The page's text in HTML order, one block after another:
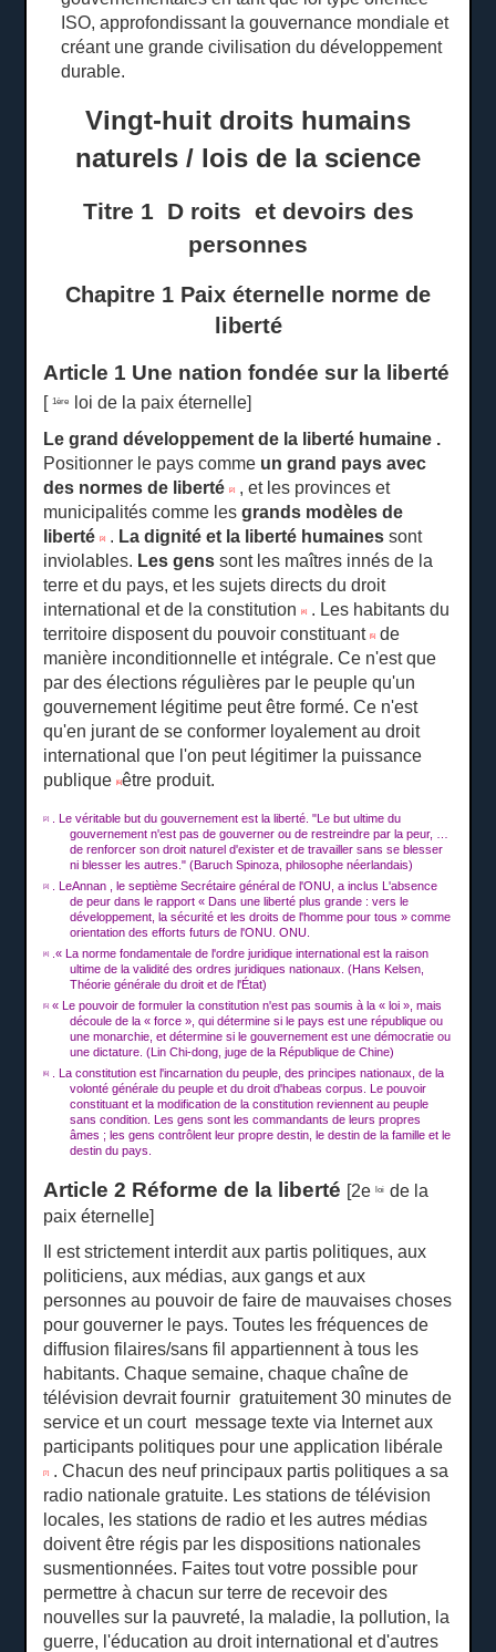
ISO, approfondissant la gouvernance mondiale et
créant une grande civilisation du développement
durable.
Vingt-huit droits humains
naturels / lois de la science
Titre 1 Droits et devoirs des
personnes
Chapitre 1 Paix éternelle norme de
liberté
Article 1 Une nation fondée sur la liberté
[1ère
loi de la paix éternelle]
Le grand développement de la liberté humaine .
Positionner le pays comme un grand pays avec
des normes de liberté[2]
, et les provinces et
municipalités comme lesgrands modèles de
liberté[3] . La dignité et la liberté humaines sont
inviolables. Les gens sont les maîtres innés de la
terre et du pays, et les sujets directs du droit
international et de la constitution[4] . Les habitants du
territoire disposent du pouvoir constituant[5]
de
manière inconditionnelle et intégrale.Ce n'est que
par des élections régulières par le peuple qu'un
gouvernement légitime peut être formé.Ce n'est
qu'en jurant de se conformer loyalement au droit
international que l'on peut légitimer la puissance
publique[6] être produit.
[2] .Le véritable but du gouvernement est la liberté."Le but ultime du
gouvernement n'est pas de gouverner ou de restreindre par la peur, …
de renforcer son droit naturel d'exister et de travailler sans se blesser
ni blesser les autres."(Baruch Spinoza, philosophe néerlandais)
[3] .LeAnnan , le septième Secrétaire général de l'ONU, a inclus L'absence
de peur dans le rapport « Dans une liberté plus grande : vers le
développement, la sécurité et les droits de l'homme pour tous » comme
orientation des efforts futurs de l'ONU. ONU.
[4]
.« La norme fondamentale de l'ordre juridique international est la raison
ultime de la validité des ordres juridiques nationaux.(Hans Kelsen,
Théorie générale du droit et de l'État)
[5]
« Le pouvoir de formuler la constitution n'est pas soumis à la « loi », mais
découle de la « force », qui détermine si le pays est une république ou
une monarchie, et détermine si le gouvernement est une démocratie ou
une dictature.(Lin Chi-dong, juge de la République de Chine)
[6] .La constitution est l'incarnation du peuple, des principes nationaux, de la
volonté générale du peuple et du droit d'habeas corpus.Le pouvoir
constituant et la modification de la constitution reviennent au peuple
sans condition.Les gens sont les commandants de leurs propres
âmes ;les gens contrôlent leur propre destin, le destin de la famille et le
destin du pays.
Article 2 Réforme de la liberté [2eloi
de la
paix éternelle]
Il est strictement interdit aux partis politiques, aux
politiciens, aux médias, aux gangs et aux
personnes au pouvoir de faire de mauvaises choses
pour gouverner le pays.Toutes les fréquences de
diffusion filaires/sans fil appartiennent à tous les
habitants.Chaque semaine, chaque chaîne de
télévision devrait fournir gratuitement30 minutesde
service et un courtmessage texte via Internet aux
participants politiques pour une application libérale
[7] .Chacun des neuf principaux partis politiques a sa
radio nationale gratuite. Les stations de télévision
locales, les stations de radio et les autres médias
doivent être régis par les dispositions nationales
susmentionnées. Faites tout votre possible pour
permettre à chacun sur terre de recevoir des
nouvelles sur la pauvreté, la maladie, la pollution, la
guerre, l'éducation au droit international et d'autres